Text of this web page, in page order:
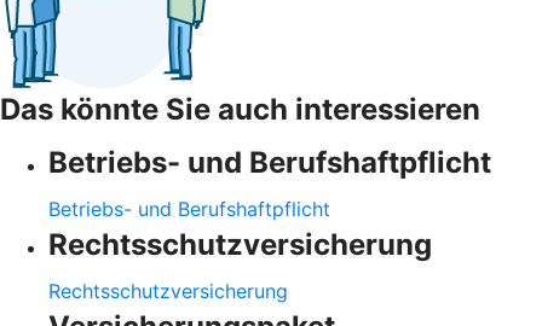
Das könnte Sie auch interessieren
Betriebs- und Berufshaftpflicht
Betriebs- und Berufshaftpflicht
Rechtsschutzversicherung
Rechtsschutzversicherung